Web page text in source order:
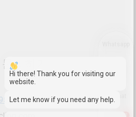
문의하기
Wechat
Hi there! Thank you for visiting our
website.
Let me know if you need any help.